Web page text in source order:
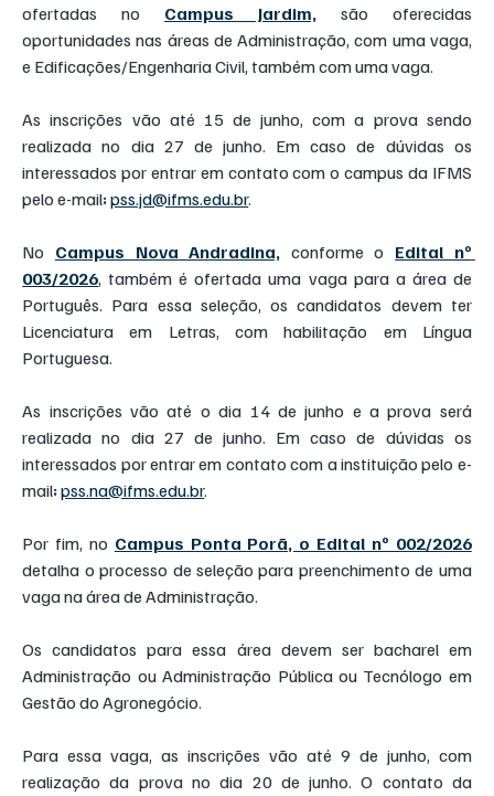
ofertadas no Campus Jardim, são oferecidas
oportunidades nas áreas de Administração, com uma vaga,
e Edificações/Engenharia Civil, também com uma vaga.
As inscrições vão até 15 de junho, com a prova sendo
realizada no dia 27 de junho. Em caso de dúvidas os
interessados por entrar em contato com o campus da IFMS
pelo e-mail:pss.jd@ifms.edu.br.
No Campus Nova Andradina, conforme o Edital nº
003/2026, também é ofertada uma vaga para a área de
Português. Para essa seleção, os candidatos devem ter
Licenciatura em Letras, com habilitação em Língua
Portuguesa.
As inscrições vão até o dia 14 de junho e a prova será
realizada no dia 27 de junho. Em caso de dúvidas os
interessados por entrar em contato com a instituição pelo e-
mail:pss.na@ifms.edu.br.
Por fim, no Campus Ponta Porã, o Edital nº 002/2026
detalha o processo de seleção para preenchimento de uma
vaga na área de Administração.
Os candidatos para essa área devem ser bacharel em
Administração ou Administração Pública ou Tecnólogo em
Gestão do Agronegócio.
Para essa vaga, as inscrições vão até 9 de junho, com
realização da prova no dia 20 de junho. O contato da